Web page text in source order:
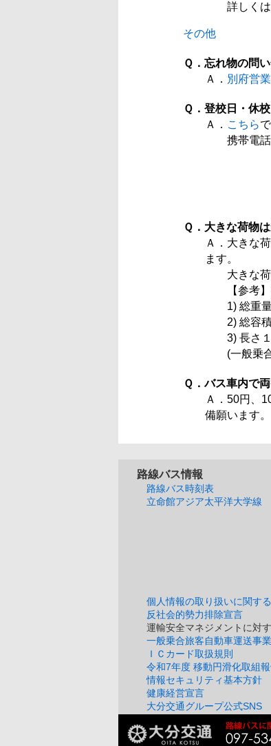
詳しくは
その他
Ｑ．忘れ物の問
Ａ． 別府営
Ｑ．登校日・休
Ａ． こちら
携帯電話
Ｑ．大きな荷物
Ａ．大きな
ます。
大きな荷
【参考】大
1) 総重量
2) 総容積
3) 長さ１
(一般乗合
Ｑ．バス車内で
Ａ．50円、
備願います。
路線バス情報
路線バス時刻表
立命館アジア太平洋大学線
個人情報の取り扱いに関す
反社会的勢力排除宣言
運輸安全マネジメントに対
一般乗合旅客自動車運送事
ＩＣカード取扱規則
令和7年度 移動円滑化取組
情報セキュリティ基本方針
健康経営宣言
大分交通グループ公式SNS